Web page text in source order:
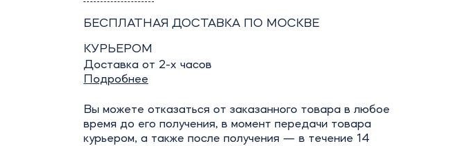
БЕСПЛАТНАЯ ДОСТАВКА ПО МОСКВЕ
КУРЬЕРОМ
Доставка от 2-х часов
Подробнее
Вы можете отказаться от заказанного товара в любое
время до его получения, в момент передачи товара
курьером, а также после получения — в течение 14